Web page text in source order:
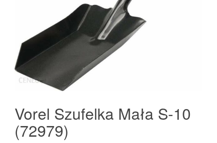
Vorel Szufelka Mała S-10
(72979)